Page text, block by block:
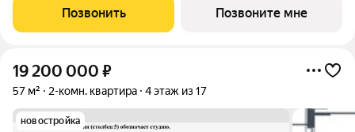
Шаховского, особняк Морозова, Нижний Кисловский переулок.
Планировочное решение
Позвонить Позвоните мне
19 200 000 ₽
57 м² 2-комн. квартира 4 этаж из 17
новостройка